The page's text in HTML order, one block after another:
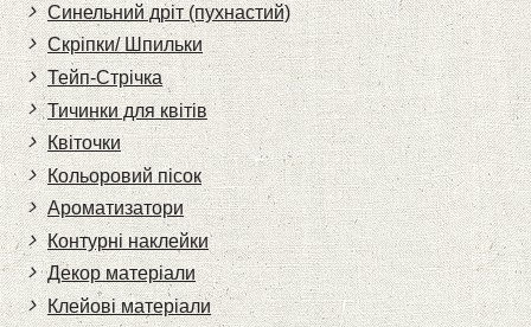
Синельний дріт (пухнастий)
Скріпки/ Шпильки
Тейп-Стрічка
Тичинки для квітів
Квіточки
Кольоровий пісок
Ароматизатори
Контурні наклейки
Декор матеріали
Клейові матеріали